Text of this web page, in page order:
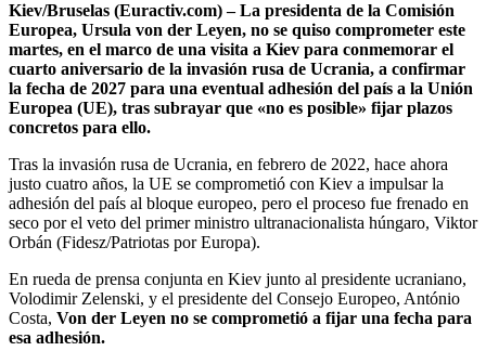
Kiev/Bruselas (Euractiv.com) – La presidenta de la Comisión
Europea, Ursula von der Leyen, no se quiso comprometer este
martes, en el marco de una visita a Kiev para conmemorar el
cuarto aniversario de la invasión rusa de Ucrania, a confirmar
la fecha de 2027 para una eventual adhesión del país a la Unión
Europea (UE), tras subrayar que «no es posible» fijar plazos
concretos para ello.
Tras la invasión rusa de Ucrania, en febrero de 2022, hace ahora
justo cuatro años, la UE se comprometió con Kiev a impulsar la
adhesión del país al bloque europeo, pero el proceso fue frenado en
seco por el veto del primer ministro ultranacionalista húngaro, Viktor
Orbán (Fidesz/Patriotas por Europa).
En rueda de prensa conjunta en Kiev junto al presidente ucraniano,
Volodimir Zelenski, y el presidente del Consejo Europeo, António
Costa, Von der Leyen no se comprometió a fijar una fecha para
esa adhesión.